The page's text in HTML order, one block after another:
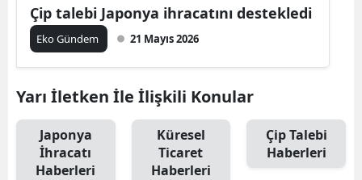
Çip talebi Japonya ihracatını destekledi
Eko Gündem 21 Mayıs 2026
Yarı İletken İle İlişkili Konular
Japonya
İhracatı
Haberleri
Küresel
Ticaret
Haberleri
Çip Talebi
Haberleri